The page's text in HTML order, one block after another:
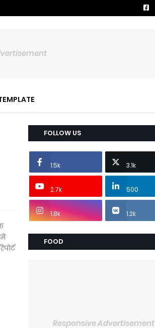
FOLLOW US
1.5k 3.1k
2.7k 500
1.8k 1.2k
FOOD
Responsive Advertisement